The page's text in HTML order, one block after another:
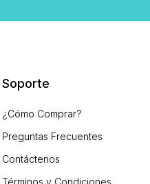
Soporte
¿Cómo Comprar?
Preguntas Frecuentes
Contáctenos